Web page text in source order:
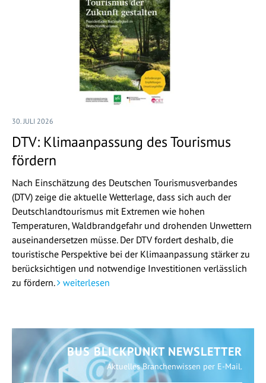
30. JULI 2026
DTV: Klimaanpassung des Tourismus
fördern
Nach Einschätzung des Deutschen Tourismusverbandes
(DTV) zeige die aktuelle Wetterlage, dass sich auch der
Deutschlandtourismus mit Extremen wie hohen
Temperaturen, Waldbrandgefahr und drohenden Unwettern
auseinandersetzen müsse. Der DTV fordert deshalb, die
touristische Perspektive bei der Klimaanpassung stärker zu
berücksichtigen und notwendige Investitionen verlässlich
zu fördern.
weiterlesen
BUS BLICKPUNKT NEWSLETTER
Aktuelles Branchenwissen per E-Mail.